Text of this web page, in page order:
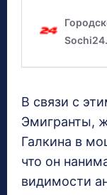
В связи с
Эмигранты,
Галкина в
что он
видимости